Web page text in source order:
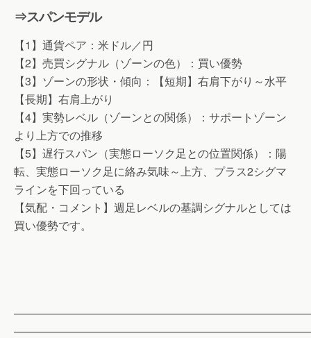
⇒スパンモデル
【1】通貨ペア：米ドル／円
【2】売買シグナル（ゾーンの色）：買い優勢
【3】ゾーンの形状・傾向：【短期】右肩下がり～水平
【長期】右肩上がり
【4】実勢レベル（ゾーンとの関係）：サポートゾーン
より上方での推移
【5】遅行スパン（実態ローソク足との位置関係）：陽
転、実態ローソク足に絡み気味～上方、プラス2シグマ
ラインを下回っている
【気配・コメント】週足レベルの基調シグナルとしては
買い優勢です。